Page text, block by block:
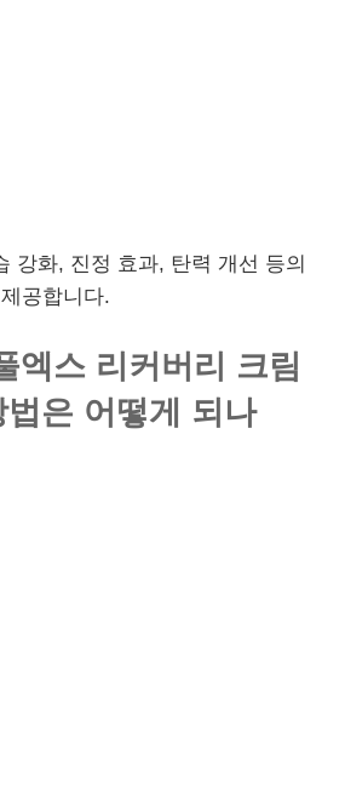
강화, 진정 효과, 탄력 개선 등의
공합니다.
엑스 리커버리 크림
은 어떻게 되나